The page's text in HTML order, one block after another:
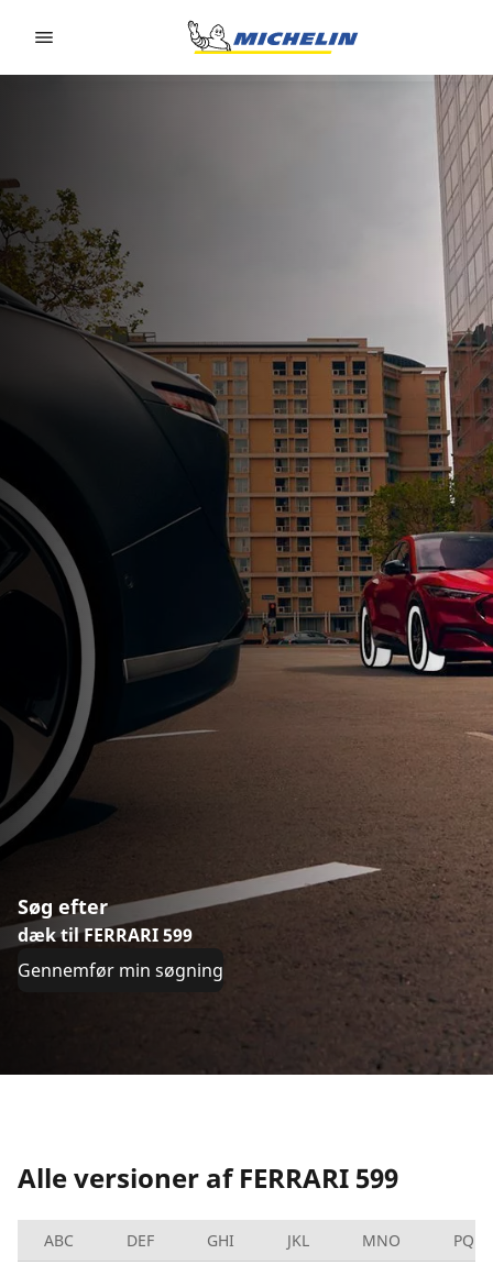
Søg efter
dæk til FERRARI 599
Gennemfør min søgning
Alle versioner af FERRARI 599
ABC DEF GHI JKL MNO PQRS